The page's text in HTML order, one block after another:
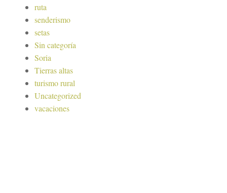
ruta
senderismo
setas
Sin categoría
Soria
Tierras altas
turismo rural
Uncategorized
vacaciones